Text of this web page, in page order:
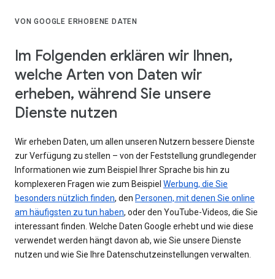
VON GOOGLE ERHOBENE DATEN
Im Folgenden erklären wir Ihnen,
welche Arten von Daten wir
erheben, während Sie unsere
Dienste nutzen
Wir erheben Daten, um allen unseren Nutzern bessere Dienste
zur Verfügung zu stellen – von der Feststellung grundlegender
Informationen wie zum Beispiel Ihrer Sprache bis hin zu
komplexeren Fragen wie zum Beispiel Werbung, die Sie
besonders nützlich finden, den Personen, mit denen Sie online
am häufigsten zu tun haben, oder den YouTube-Videos, die Sie
interessant finden. Welche Daten Google erhebt und wie diese
verwendet werden hängt davon ab, wie Sie unsere Dienste
nutzen und wie Sie Ihre Datenschutzeinstellungen verwalten.